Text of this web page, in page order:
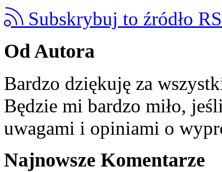
Subskrybuj to źródło
Od Autora
Bardzo dziękuję za
Będzie mi bardzo miło,
uwagami i opiniami o
Najnowsze Komentarze